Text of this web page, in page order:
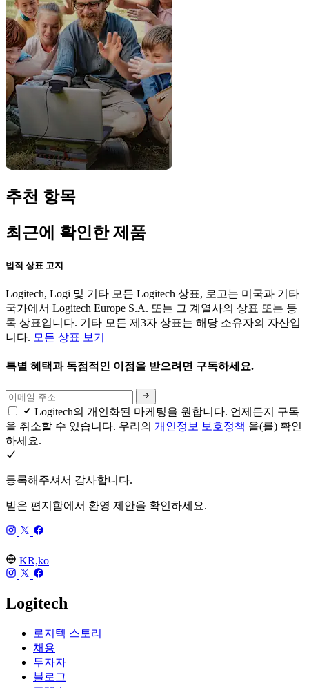
추천 항목
최근에 확인한 제품
법적 상표 고지
Logitech, Logi 및 기타 모든 Logitech 상표, 로고는 미국과 기타
국가에서 Logitech Europe S.A. 또는 그 계열사의 상표 또는 등
록 상표입니다. 기타 모든 제3자 상표는 해당 소유자의 자산입
니다. 모든 상표 보기
특별 혜택과 독점적인 이점을 받으려면 구독하세요.
Logitech의 개인화된 마케팅을 원합니다. 언제든지 구독
을 취소할 수 있습니다. 우리의 개인정보 보호정책 을(를) 확인
하세요.
등록해주셔서 감사합니다.
받은 편지함에서 환영 제안을 확인하세요.
KR,ko
Logitech
로지텍 스토리
채용
투자자
블로그